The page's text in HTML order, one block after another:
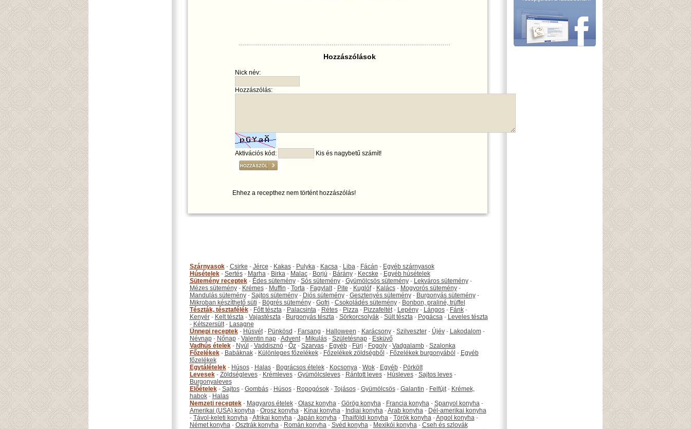
Hozzászólások
Nick név:
Hozzászólás:
Aktivációs kód: Kis és nagybetű számít!
Ehhez a recepthez nem történt hozzászólás!
Szárnyasok- Csirke - Jérce - Kakas- Pulyka- Kacsa- Liba- Fácán - Egyéb szárnyasok
Húsételek- Sertés- Marha- Birka- Malac- Borjú - Bárány- Kecske - Egyéb húsételek
Sütemény receptek- Édes sütemény- Sós sütemény- Gyümölcsös sütemény- Lekváros sütemény-
Mézes sütemény- Krémes- Muffin - Torta- Fagylalt- Pite - Kuglóf- Kalács- Mogyorós sütemény-
Mandulás sütemény- Sajtos sütemény- Diós sütemény- Gesztenyés sütemény- Burgonyás sütemény-
Mikroban készíthető süti - Bögrés sütemény- Gofri - Csokoládés sütemény- Bonbon, praliné, trüffel
Tészták, tésztafélék- Főtt tészta- Palacsinta- Rétes- Pizza- Pizzafeltét- Lepény- Lángos- Fánk-
Kenyér- Kelt tészta- Vajastészta- Burgonyás tészta- Sörkorcsolyák- Sült tészta- Pogácsa- Leveles tészta
- Kétszersült- Lasagne
Ünnepi receptek- Húsvét- Pünkösd - Farsang - Halloween - Karácsony- Szilveszter- Újév- Lakodalom-
Névnap- Nőnap- Valentin nap-Advent- Mikulás- Születésnap- Esküvő
Vadhús ételek- Nyúl - Vaddisznó- Őz- Szarvas- Egyéb- Fürj - Fogoly- Vadgalamb- Szalonka
Főzelékek- Babáknak- Különleges főzelékek- Főzelékek zöldségből - Főzelékek burgonyából - Egyéb
főzelékek
Egytálételek- Húsos- Halas- Bográcsos ételek- Kocsonya- Wok- Egyéb- Pörkölt
Levesek- Zöldségleves- Krémleves- Gyümölcsleves- Rántott leves- Húsleves- Sajtos leves-
Burgonyaleves
Előételek- Sajtos- Gombás- Húsos- Ropogósok- Tojásos- Gyümölcsös- Galantin - Felfújt- Krémek,
habok- Halas
Nemzeti receptek- Magyaros ételek- Olasz konyha- Görög konyha- Francia konyha- Spanyol konyha-
Amerikai (USA) konyha- Orosz konyha- Kínai konyha- Indiai konyha-Arab konyha- Dél-amerikai konyha
- Távol-keleti konyha-Afrikai konyha- Japán konyha- Thaiföldi konyha- Török konyha-Angol konyha-
Német konyha- Osztrák konyha- Román konyha- Svéd konyha- Mexikói konyha- Cseh és szlovák